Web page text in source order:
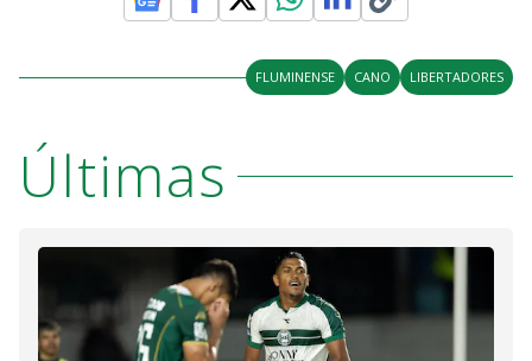
FLUMINENSE CANO LIBERTADORES
Últimas